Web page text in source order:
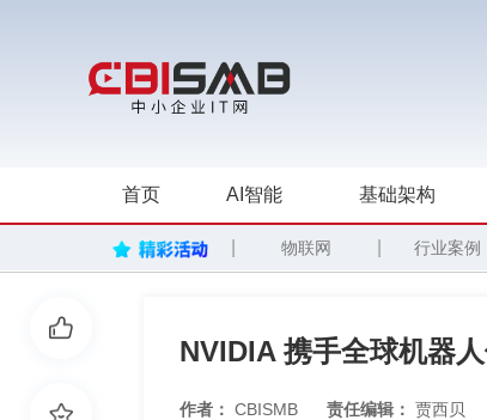
首页 AI智能 基础架构
物联网 行业案例
NVIDIA 携手全球机器
作者： CBISMB 责任编辑： 贾西贝